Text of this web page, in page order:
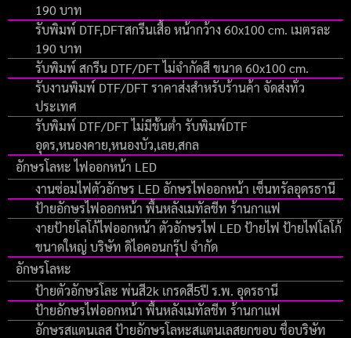
190 บาท
รับพิมพ์ DTF,DFTสกรีนเสื้อ หน้ากว้าง 60x100 cm. เมตรละ
190 บาท
รับพิมพ์ สกรีน DTF/DFT ไม่จำกัดสี ขนาด 60x100 cm.
รับงานพิมพ์ DTF/DFT ราคาส่งสำหรับร้านค้า จัดส่งทั่ว
ประเทศ
รับพิมพ์ DTF/DFT ไม่มีขั้นต่ำ รับพิมพ์DTF
อุดร,หนองคาย,หนองบัว,เลย,สกล
อักษรโลหะ ไฟออกหน้า LED
งานซ่อมไฟตัวอักษร LED อักษรไฟออกหน้า เซ็นทรัลอุดรธานี
ป้ายอักษรไฟออกหน้า พื้นหลังเมทัลชีท ร้านกาแฟ
งายป้ายโลโก้ไฟออกหน้า ตัวอักษรไฟ LED ป้ายไฟ ป้ายไฟโลโก้
ขนาดใหญ่ บริษัท ดิไอคอนกรุ๊ป จํากัด
อักษรโลหะ
ป้ายตัวอักษรโละ พ่นสี2k เกรดสี5ปี ร.พ. อุดรธานี
ป้ายอักษรไฟออกหน้า พื้นหลังเมทัลชีท ร้านกาแฟ
อักษรสแตนเลส ป้ายอักษรโลหะสแตนเลสยกขอบ ชื่อบริษัท